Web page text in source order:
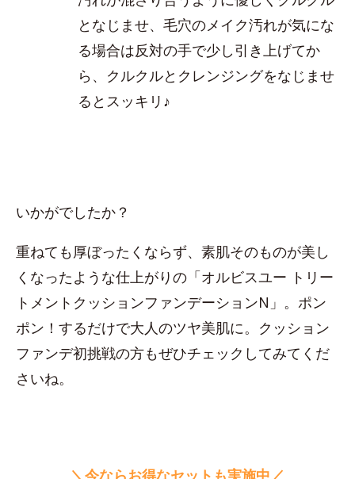
となじませ、毛穴のメイク汚れが気にな
る場合は反対の手で少し引き上げてか
ら、クルクルとクレンジングをなじませ
るとスッキリ♪
いかがでしたか？
重ねても厚ぼったくならず、素肌そのものが美し
くなったような仕上がりの「オルビスユー トリー
トメントクッションファンデーションN」。ポン
ポン！するだけで大人のツヤ美肌に。クッション
ファンデ初挑戦の方もぜひチェックしてみてくだ
さいね。